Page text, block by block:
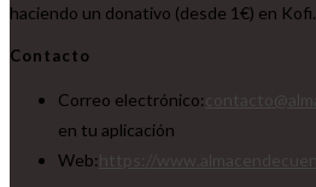
haciendo un donativo (desde 1€) en Kofi.
Contacto
Correo electrónico:
en tu aplicación
Web: